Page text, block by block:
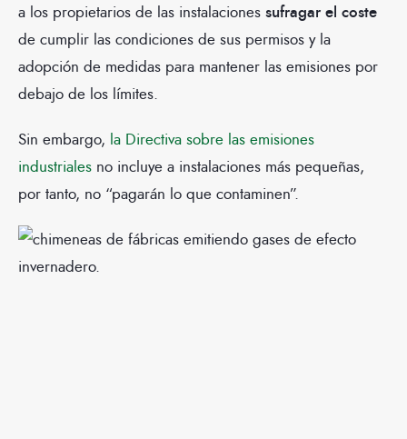
a los propietarios de las instalaciones sufragar el coste
de cumplir las condiciones de sus permisos y la
adopción de medidas para mantener las emisiones por
debajo de los límites.
Sin embargo, la Directiva sobre las emisiones
industriales no incluye a instalaciones más pequeñas,
por tanto, no “pagarán lo que contaminen”.